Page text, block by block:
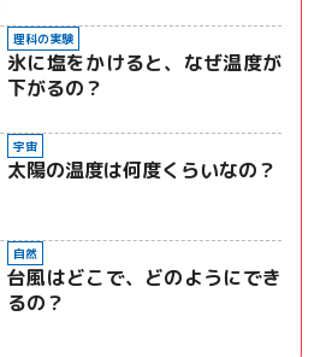
理科の実験
氷に塩をかけると、なぜ温度が
下がるの？
宇宙
太陽の温度は何度くらいなの？
自然
台風はどこで、どのようにでき
るの？